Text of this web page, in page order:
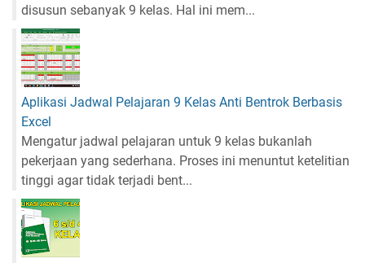
disusun sebanyak 9 kelas. Hal ini mem...
Aplikasi Jadwal Pelajaran 9 Kelas Anti Bentrok Berbasis
Excel
Mengatur jadwal pelajaran untuk 9 kelas bukanlah
pekerjaan yang sederhana. Proses ini menuntut ketelitian
tinggi agar tidak terjadi bent...